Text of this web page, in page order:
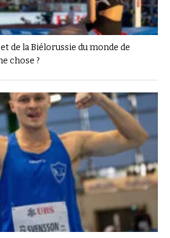
de la Biélorussie du monde de
chose ?